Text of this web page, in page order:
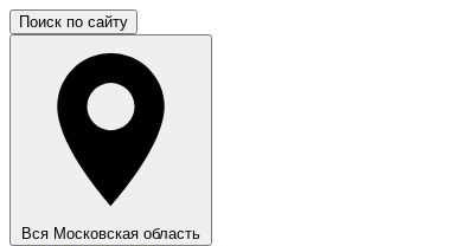
Поиск по сайту
Вся Московская область